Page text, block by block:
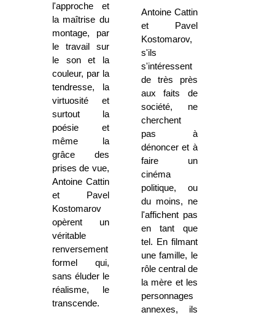
l'approche et
la maîtrise du
montage, par
le travail sur
le son et la
couleur, par la
tendresse, la
virtuosité et
surtout la
poésie et
même la
grâce des
prises de vue,
Antoine Cattin
et Pavel
Kostomarov
opèrent un
véritable
renversement
formel qui,
sans éluder le
réalisme, le
transcende.
Antoine Cattin
et Pavel
Kostomarov,
s'ils
s'intéressent
de très près
aux faits de
société, ne
cherchent
pas à
dénoncer et à
faire un
cinéma
politique, ou
du moins, ne
l'affichent pas
en tant que
tel. En filmant
une famille, le
rôle central de
la mère et les
personnages
annexes, ils